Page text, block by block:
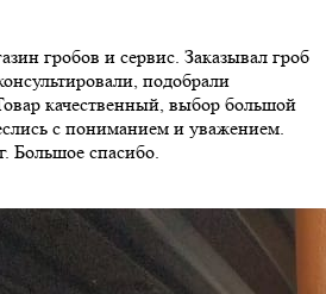
гробов и сервис. Заказывал гроб
подобрали
качественный, выбор большой
с пониманием и уважением.
Большое спасибо.